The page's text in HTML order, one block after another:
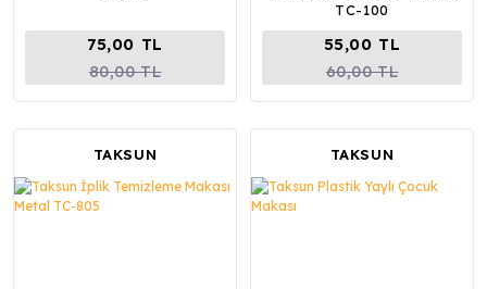
75,00 TL
80,00 TL
TC-100
55,00 TL
60,00 TL
TAKSUN TAKSUN